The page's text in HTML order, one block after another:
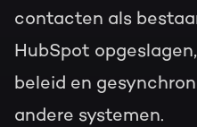
contacten als
HubSpot
beleid en
andere systemen.